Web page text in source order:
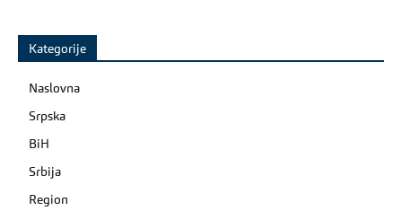
Kategorije
Naslovna
Srpska
BiH
Srbija
Region